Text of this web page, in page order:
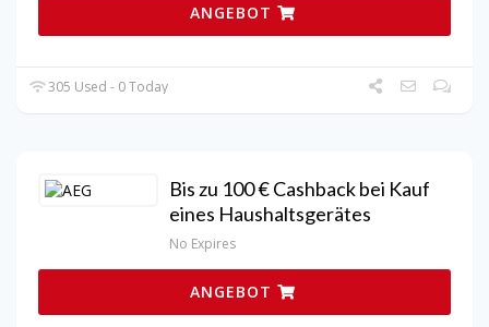
ANGEBOT
305 Used - 0 Today
Bis zu 100 € Cashback bei Kauf
eines Haushaltsgerätes
No Expires
ANGEBOT